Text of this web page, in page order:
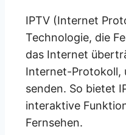
IPTV (Internet
Technologie, die
das Internet
Internet-Protokoll,
senden. So bietet
interaktive
Fernsehen.